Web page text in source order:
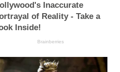
Inaccurate
of Reality - Take a
Inside!
Brainberries